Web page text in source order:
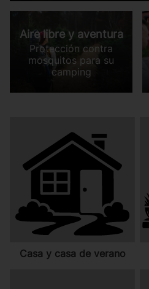
Aire libre y aventura
Protección contra
mosquitos para su
camping
Casa y casa de verano